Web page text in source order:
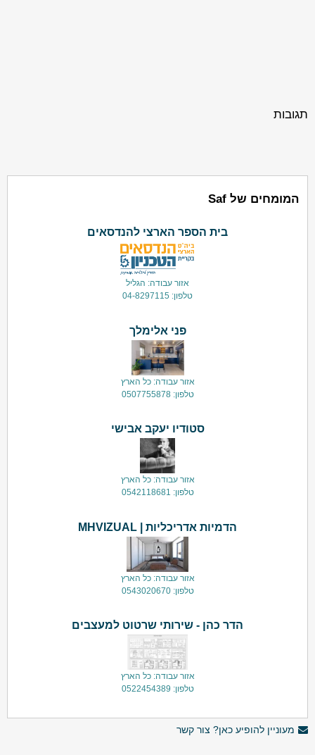
תגובות
המומחים של Saf
בית הספר הארצי להנדסאים
אזור עבודה: הגליל
טלפון: 04-8297115
פני אלימלך
אזור עבודה: כל הארץ
טלפון: 0507755878
סטודיו יעקב אבישי
אזור עבודה: כל הארץ
טלפון: 0542118681
הדמיות אדריכליות | MHVIZUAL
אזור עבודה: כל הארץ
טלפון: 0543020670
הדר כהן - שירותי שרטוט למעצבים
אזור עבודה: כל הארץ
טלפון: 0522454389
מעוניין להופיע כאן? צור קשר